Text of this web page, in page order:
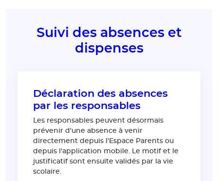
Suivi des absences et
dispenses
Déclaration des absences
par les responsables
Les responsables peuvent désormais
prévenir d'une absence à venir
directement depuis l'Espace Parents ou
depuis l'application mobile. Le motif et le
justificatif sont ensuite validés par la vie
scolaire.